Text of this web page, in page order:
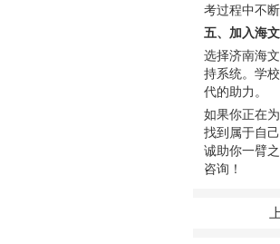
考过程中不
五、加入海
选择济南海
持系统。学
代的助力。
如果你正在
找到属于自
诚助你一臂
咨询！